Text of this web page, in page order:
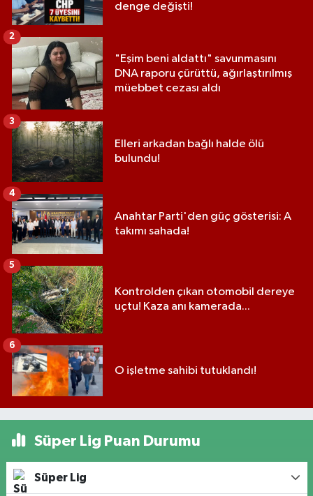
denge değişti!
"Eşim beni aldattı" savunmasını
DNA raporu çürüttü, ağırlaştırılmış
müebbet cezası aldı
2
Elleri arkadan bağlı halde ölü
bulundu!
3
Anahtar Parti'den güç gösterisi: A
takımı sahada!
4
Kontrolden çıkan otomobil dereye
uçtu! Kaza anı kamerada...
5
O işletme sahibi tutuklandı!
6
Süper Lig Puan Durumu
Süper Lig